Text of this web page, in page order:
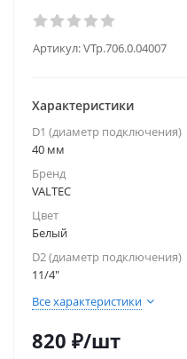
Артикул:VTp.706.0.04007
Характеристики
D1 (диаметр подключения)
40 мм
Бренд
VALTEC
Цвет
Белый
D2 (диаметр подключения)
11/4"
Все характеристики
820 ₽/шт